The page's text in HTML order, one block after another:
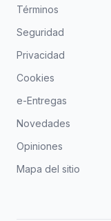
Términos
Seguridad
Privacidad
Cookies
e-Entregas
Novedades
Opiniones
Mapa del sitio